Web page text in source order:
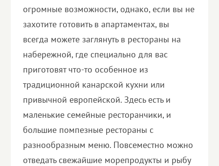
огромные возможности, однако, если вы не
захотите готовить в апартаментах, вы
всегда можете заглянуть в рестораны на
набережной, где специально для вас
приготовят что-то особенное из
традиционной канарской кухни или
привычной европейской. Здесь есть и
маленькие семейные ресторанчики, и
большие помпезные рестораны с
разнообразным меню. Повсеместно можно
отведать свежайшие морепродукты и рыбу